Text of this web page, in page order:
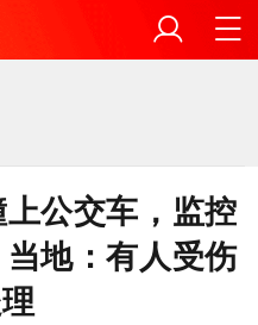
公交车，监控
地：有人受伤